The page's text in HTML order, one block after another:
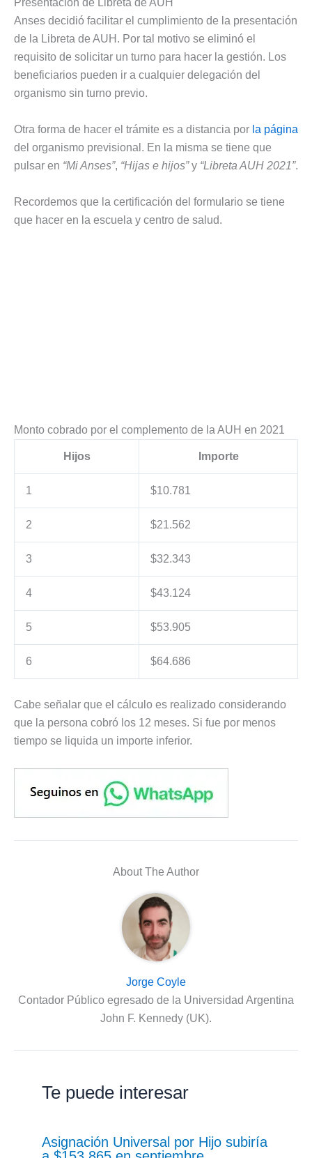
Presentación de Libreta de AUH
Anses decidió facilitar el cumplimiento de la presentación
de la Libreta de AUH. Por tal motivo se eliminó el
requisito de solicitar un turno para hacer la gestión. Los
beneficiarios pueden ir a cualquier delegación del
organismo sin turno previo.
Otra forma de hacer el trámite es a distancia por la página
del organismo previsional. En la misma se tiene que
pulsar en “Mi Anses”, “Hijas e hijos”y “Libreta AUH 2021”.
Recordemos que la certificación del formulario se tiene
que hacer en la escuela y centro de salud.
Monto cobrado por el complemento de la AUH en 2021
Hijos Importe
1 $10.781
2 $21.562
3 $32.343
4 $43.124
5 $53.905
6 $64.686
Cabe señalar que el cálculo es realizado considerando
que la persona cobró los 12 meses. Si fue por menos
tiempo se liquida un importe inferior.
About The Author
Jorge Coyle
Contador Público egresado de la Universidad Argentina
John F. Kennedy (UK).
Te puede interesar
Asignación Universal por Hijo subiría